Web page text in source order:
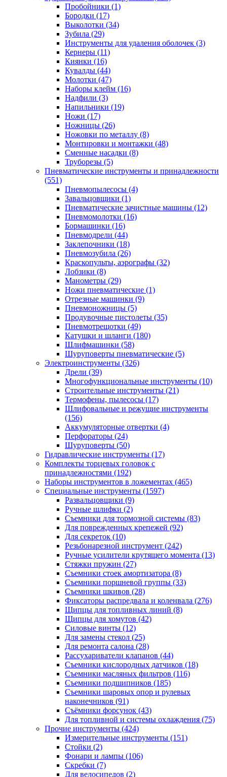
Пробойники (1)
Бородки (17)
Выколотки (34)
Зубила (29)
Инструменты для удаления оболочек (3)
Кернеры (11)
Киянки (16)
Кувалды (44)
Молотки (47)
Наборы клейм (16)
Надфили (3)
Напильники (19)
Ножи (17)
Ножницы (26)
Ножовки по металлу (8)
Монтировки и монтажки (48)
Сменные насадки (8)
Труборезы (5)
Пневматические инструменты и принадлежности
(551)
Пневмопылесосы (4)
Завальцовщики (1)
Пневматические зачистные машины (12)
Пневмомолотки (16)
Бормашинки (16)
Пневмодрели (44)
Заклепочники (18)
Пневмозубила (26)
Краскопульты, аэрографы (32)
Лобзики (8)
Манометры (29)
Ножи пневматические (1)
Отрезные машинки (9)
Пневмоножницы (5)
Продувочные пистолеты (35)
Пневмотрещотки (49)
Катушки и шланги (180)
Шлифмашинки (58)
Шуруповерты пневматические (5)
Электроинструменты (326)
Дрели (39)
Многофункциональные инструменты (10)
Строительные инструменты (21)
Термофены, пылесосы (17)
Шлифовальные и режущие инструменты
(156)
Аккумуляторные отвертки (4)
Перфораторы (24)
Шуруповерты (50)
Гидравлические инструменты (17)
Комплекты торцевых головок с
принадлежностями (192)
Наборы инструментов в ложементах (465)
Специальные инструменты (1597)
Развальцовщики (9)
Ручные шлифки (2)
Съемники для тормозной системы (83)
Для поврежденных крепежей (92)
Для секреток (10)
Резьбонарезной инструмент (242)
Ручные усилители крутящего момента (13)
Стяжки пружин (27)
Съемники стоек амортизатора (8)
Съемники поршневой группы (33)
Съемники шкивов (28)
Фиксаторы распредвала и коленвала (276)
Щипцы для топливных линий (8)
Щипцы для хомутов (42)
Силовые винты (12)
Для замены стекол (25)
Для ремонта салона (28)
Рассухариватели клапанов (44)
Съемники кислородных датчиков (18)
Съемники масляных фильтров (116)
Съемники подшипников (185)
Съемники шаровых опор и рулевых
наконечников (91)
Съёмники форсунок (43)
Для топливной и системы охлаждения (75)
Прочие инструменты (424)
Измерительные инструменты (151)
Стойки (2)
Фонари и лампы (106)
Скребки (7)
Для велосипедов (2)